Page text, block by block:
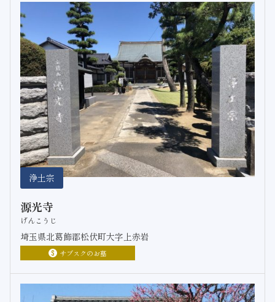
浄土宗
源光寺
げんこうじ
埼玉県北葛飾郡松伏町大字上赤岩
サブスクのお墓